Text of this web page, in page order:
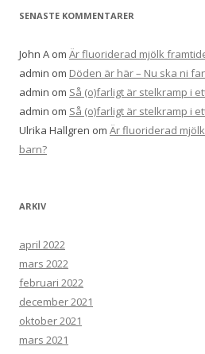
e
:
SENASTE KOMMENTARER
John A om Är fluoriderad mjölk
admin om Döden är här – Nu ska ni
admin om Så (o)farligt är stelkramp i
admin om Så (o)farligt är stelkramp i
Ulrika Hallgren om Är fluoriderad
barn?
ARKIV
april 2022
mars 2022
februari 2022
december 2021
oktober 2021
mars 2021